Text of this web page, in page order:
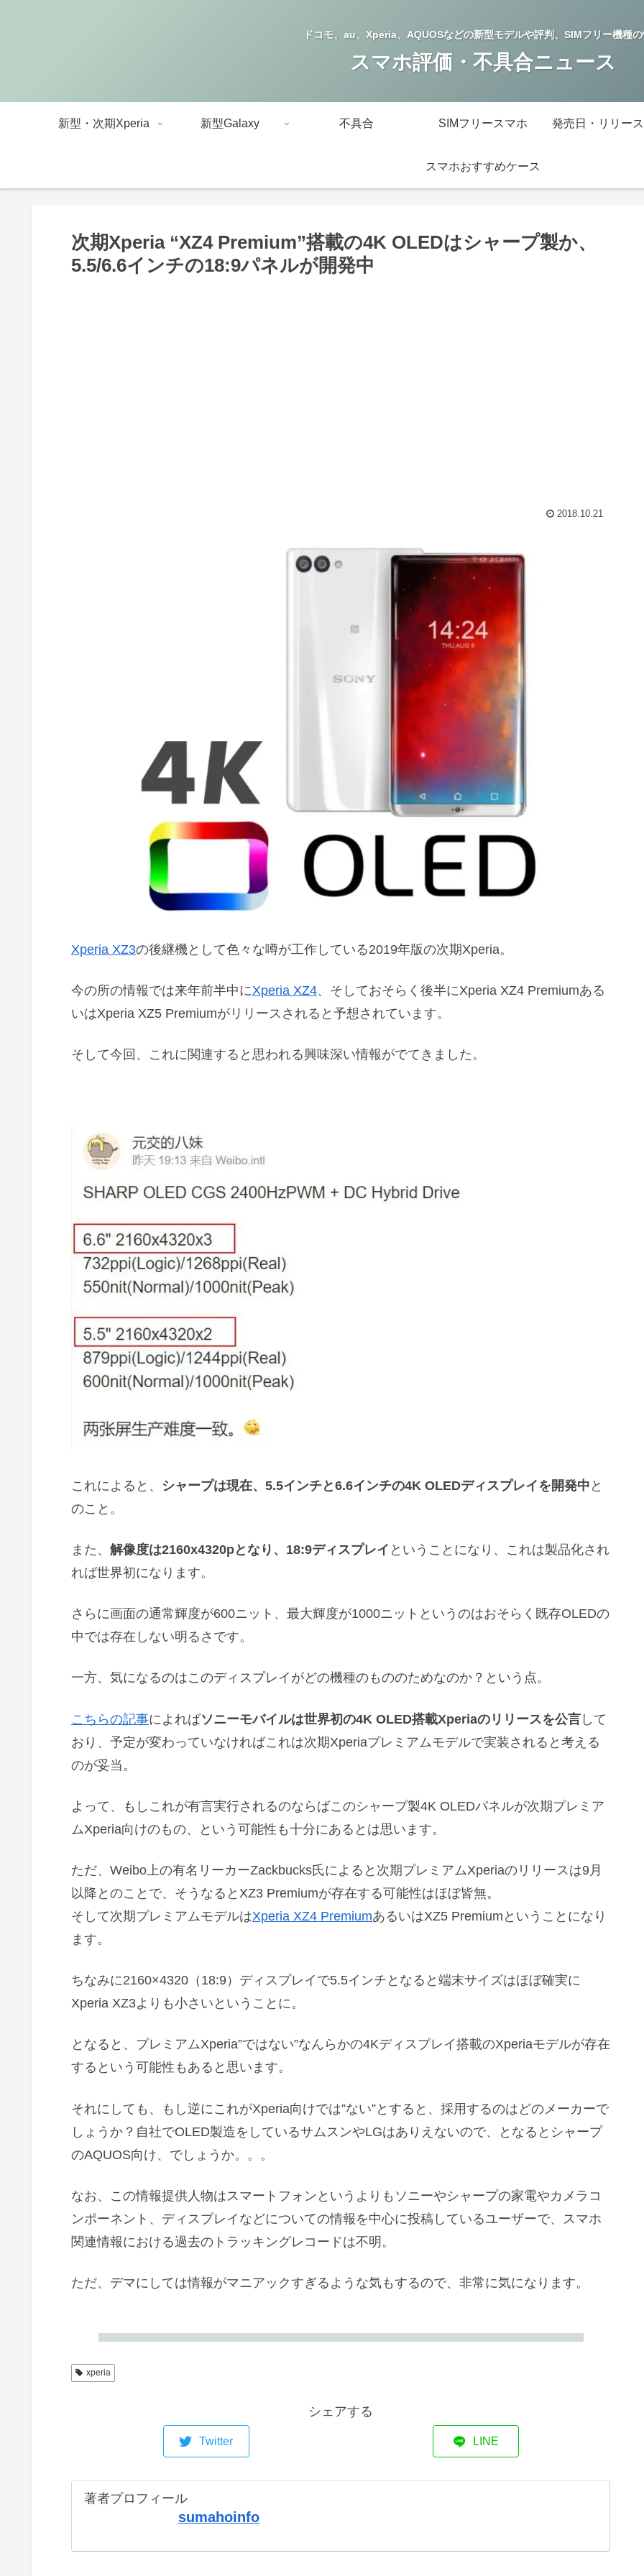
ドコモ、au、Xperia、AQUOSなどの新型モデルや評判、SIMフリー機種
スマホ評価・不具合ニュース
新型・次期Xperia 新型Galaxy 不具合 SIMフリースマホ 発売日・リリー
スマホおすすめケース
次期Xperia “XZ4 Premium”搭載の4K OLEDはシャープ製か、
5.5/6.6インチの18:9パネルが開発中
2018.10.21
Xperia XZ3の後継機として色々な噂が工作している2019年版の次期Xperia。
今の所の情報では来年前半中にXperia XZ4、そしておそらく後半にXperia XZ4 Premiumある
いはXperia XZ5 Premiumがリリースされると予想されています。
そして今回、これに関連すると思われる興味深い情報がでてきました。
これによると、 シャープは現在、5.5インチと6.6インチの4K OLEDディスプレイを開発中 と
のこと。
また、 解像度は2160x4320pとなり、18:9ディスプレイ ということになり、これは製品化され
れば世界初になります。
さらに画面の通常輝度が600ニット、最大輝度が1000ニットというのはおそらく既存OLEDの
中では存在しない明るさです。
一方、気になるのはこのディスプレイがどの機種のもののためなのか？という点。
こちらの記事によればソニーモバイルは世界初の4K OLED搭載Xperiaのリリースを公言 して
おり、予定が変わっていなければこれは次期Xperiaプレミアムモデルで実装されると考える
のが妥当。
よって、もしこれが有言実行されるのならばこのシャープ製4K OLEDパネルが次期プレミア
ムXperia向けのもの、という可能性も十分にあるとは思います。
ただ、Weibo上の有名リーカーZackbucks氏によると次期プレミアムXperiaのリリースは9月
以降とのことで、そうなるとXZ3 Premiumが存在する可能性はほぼ皆無。
そして次期プレミアムモデルはXperia XZ4 PremiumあるいはXZ5 Premiumということになり
ます。
ちなみに2160×4320（18:9）ディスプレイで5.5インチとなると端末サイズはほぼ確実に
Xperia XZ3よりも小さいということに。
となると、プレミアムXperia”ではない”なんらかの4Kディスプレイ搭載のXperiaモデルが存在
するという可能性もあると思います。
それにしても、もし逆にこれがXperia向けでは”ない”とすると、採用するのはどのメーカーで
しょうか？自社でOLED製造をしているサムスンやLGはありえないので、となるとシャープ
のAQUOS向け、でしょうか。。。
なお、この情報提供人物はスマートフォンというよりもソニーやシャープの家電やカメラコ
ンポーネント、ディスプレイなどについての情報を中心に投稿しているユーザーで、スマホ
関連情報における過去のトラッキングレコードは不明。
ただ、デマにしては情報がマニアックすぎるような気もするので、非常に気になります。
xperia
シェアする
Twitter LINE
著者プロフィール
sumahoinfo